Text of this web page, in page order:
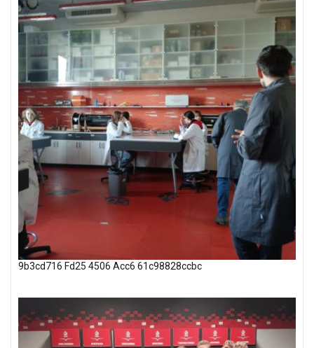
9b3cd716 Fd25 4506 Acc6 61c98828ccbc